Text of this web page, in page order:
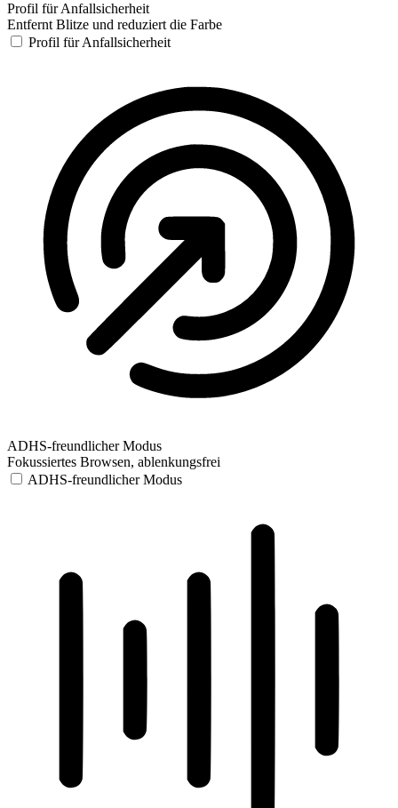
Profil für Anfallsicherheit
Entfernt Blitze und reduziert die Farbe
Profil für Anfallsicherheit
ADHS-freundlicher Modus
Fokussiertes Browsen, ablenkungsfrei
ADHS-freundlicher Modus